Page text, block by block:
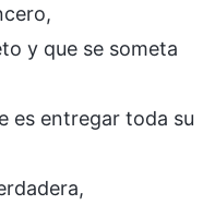
y que se someta
es entregar toda su